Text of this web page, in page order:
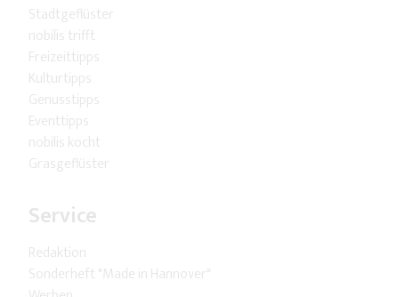
Stadtgeflüster
nobilis trifft
Freizeittipps
Kulturtipps
Genusstipps
Eventtipps
nobilis kocht
Grasgeflüster
Service
Redaktion
Sonderheft "Made in Hannover"